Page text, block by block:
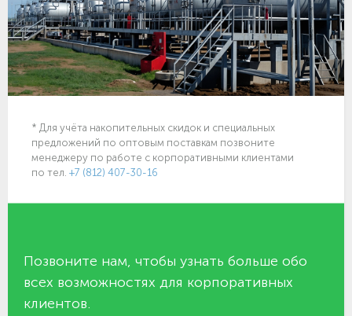
* Для учёта накопительных скидок и специальных
предложений по оптовым поставкам позвоните
менеджеру по работе с корпоративными клиентами
по тел. +7 (812) 407-30-16
Позвоните нам, чтобы узнать больше обо
всех возможностях для корпоративных
клиентов.